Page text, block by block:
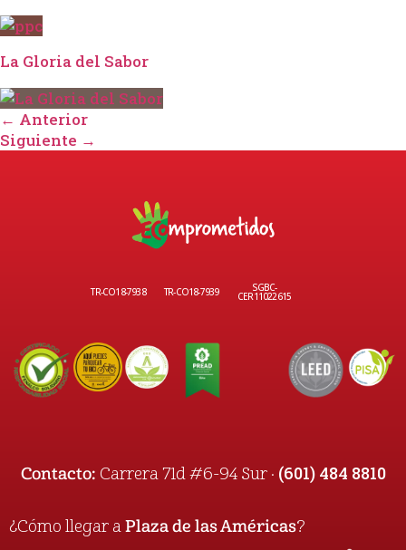
La Gloria del Sabor
← Anterior
Siguiente →
TR-CO18-7938 TR-CO18-7939 SGBC-
CER11022615
Contacto: Carrera 71d #6-94 Sur · (601) 484 8810
¿Cómo llegar a Plaza de las Américas?